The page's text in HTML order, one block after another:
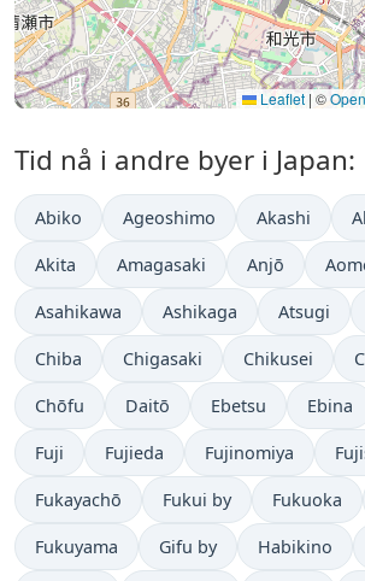
Leaflet | ©
Tid nå i andre byer i Japan:
Abiko Ageoshimo Akashi
Akita Amagasaki Anjō
Asahikawa Ashikaga Atsugi
Chiba Chigasaki Chikusei
Chōfu Daitō Ebetsu Ebina
Fuji Fujieda Fujinomiya
Fukayachō Fukui by Fukuoka
Fukuyama Gifu by Habikino